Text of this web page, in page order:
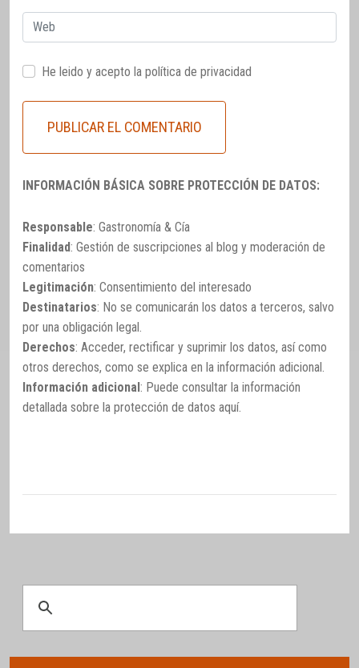
Web
He leido y acepto la política de privacidad
INFORMACIÓN BÁSICA SOBRE PROTECCIÓN DE DATOS:
Responsable: Gastronomía & Cía
Finalidad: Gestión de suscripciones al blog y moderación de
comentarios
Legitimación: Consentimiento del interesado
Destinatarios: No se comunicarán los datos a terceros, salvo
por una obligación legal.
Derechos: Acceder, rectificar y suprimir los datos, así como
otros derechos, como se explica en la información adicional.
Información adicional : Puede consultar la información
detallada sobre la protección de datos aquí.